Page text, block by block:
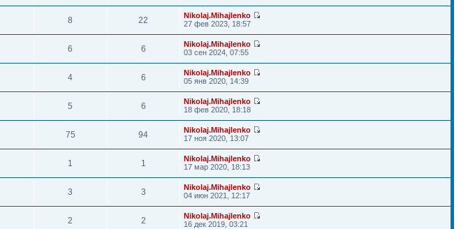
8 22
Nikolaj.Mihajlenko
27 фев 2023, 18:57
6 6
Nikolaj.Mihajlenko
03 сен 2024, 07:55
4 6
Nikolaj.Mihajlenko
05 янв 2020, 14:39
5 6
Nikolaj.Mihajlenko
18 фев 2020, 18:18
75 94
Nikolaj.Mihajlenko
17 ноя 2020, 13:07
1 1
Nikolaj.Mihajlenko
17 мар 2020, 18:13
3 3
Nikolaj.Mihajlenko
04 июн 2021, 12:17
2 2
Nikolaj.Mihajlenko
16 дек 2019, 03:21